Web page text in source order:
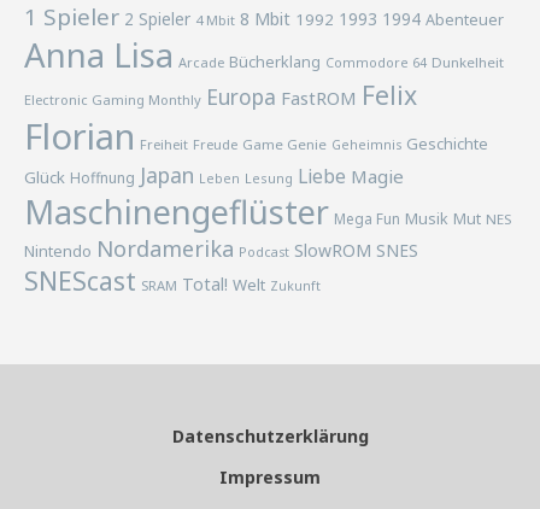
1 Spieler 2 Spieler 4 Mbit 8 Mbit 1992 1993 1994 Abenteuer
Anna Lisa Arcade Bücherklang Commodore 64 Dunkelheit
Electronic Gaming Monthly Europa FastROM Felix
Florian Freiheit Freude Game Genie Geheimnis Geschichte
Glück Hoffnung Japan Leben Lesung Liebe Magie
Maschinengeflüster Mega Fun Musik Mut NES
Nintendo Nordamerika Podcast SlowROM SNES
SNEScast SRAM Total! Welt Zukunft
Datenschutzerklärung
Impressum